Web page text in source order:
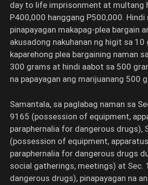
day to life imprisonment at multang
P400,000 hanggang P500,000. Hindi
pinapayagan makapag-plea bargain
akusadong nakuhanan ng higit sa
kaparehong plea bargaining naman
300 grams at hindi aabot sa 500
na papayagan ang marijuanang 500
Samantala, sa paglabag naman sa
9165 (possession of equipment,
paraphernalia for dangerous drugs),
(possession of equipment,
paraphernalia for dangerous drugs
social gatherings, meetings) at Sec.
dangerous drugs), pinapayagan na